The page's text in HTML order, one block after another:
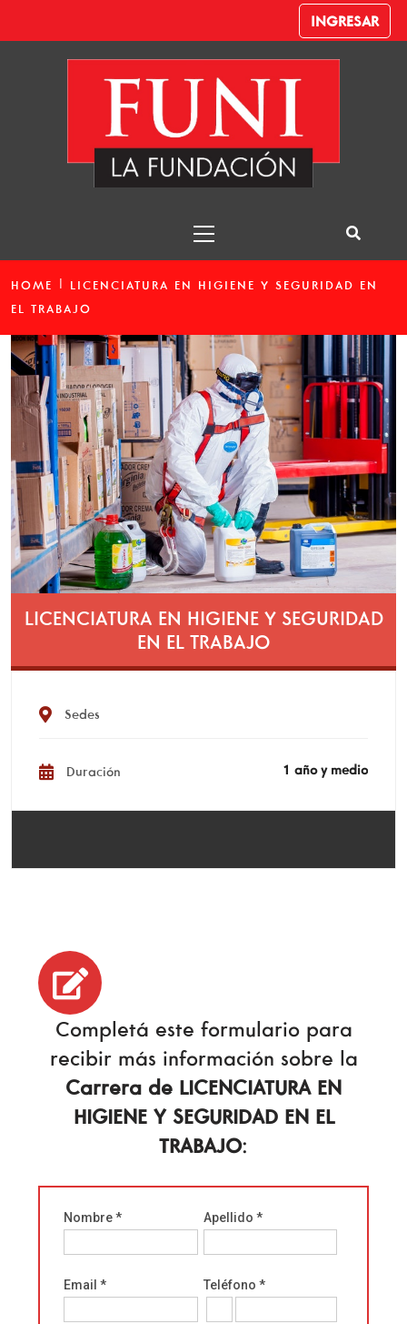
INGRESAR
Carreras
HOME
LICENCIATURA EN HIGIENE Y SEGURIDAD EN
EL TRABAJO
LICENCIATURA EN HIGIENE Y SEGURIDAD
EN EL TRABAJO
Sedes
Duración 1 año y medio
Completá este formulario para
recibir más información sobre la
Carrera de LICENCIATURA EN
HIGIENE Y SEGURIDAD EN EL
TRABAJO:
Nombre * Apellido *
Email * Teléfono *